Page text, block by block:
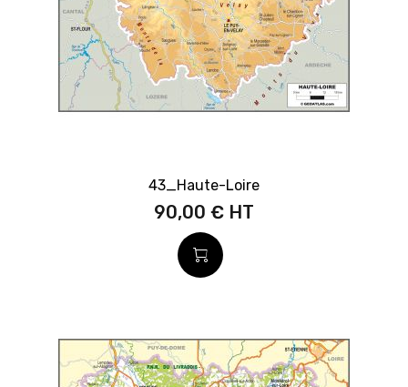
43_Haute-Loire
90,00 €